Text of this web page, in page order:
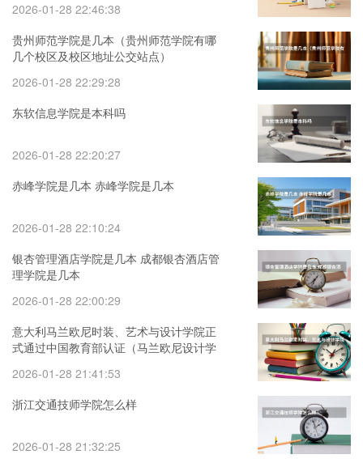
2026-01-28 22:46:38
贵州师范学院是几本（贵州师范学院有哪
几个校区及校区地址公交站点）
2026-01-28 22:29:28
东软信息学院是本科吗
2026-01-28 22:20:27
赤峰学院是几本 赤峰学院是几本
2026-01-28 22:10:24
银杏管理酒店学院是几本 成都银杏酒店管
理学院是几本
2026-01-28 22:00:29
意大利马兰欧尼时装、艺术与设计学院正
式通过中国教育部认证（马兰欧尼设计学
2026-01-28 21:41:53
浙江交通技师学院怎么样
2026-01-28 21:32:25